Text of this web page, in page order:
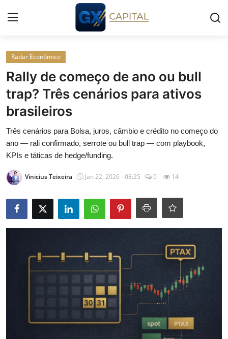
Entrar
Cursos
Simuladores
Wealth
Histórias
Contato
Crédito Empresarial
Radar Econômico
Rally de começo de ano ou bull
trap? Três cenários para ativos
brasileiros
Três cenários para Bolsa, juros, câmbio e crédito no começo do
ano — rali confirmado, serrote ou bull trap — com playbook,
KPIs e táticas de hedge/funding.
Vinicius Teixeira Jan 22, 2026 - 08:25 0 14